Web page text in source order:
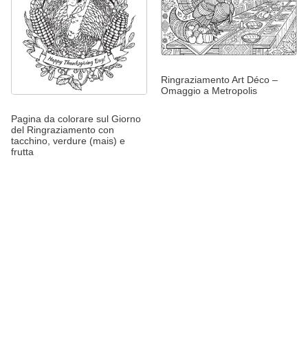
Pagina da colorare sul Giorno
del Ringraziamento con
tacchino, verdure (mais) e
frutta
Ringraziamento Art Déco –
Omaggio a Metropolis